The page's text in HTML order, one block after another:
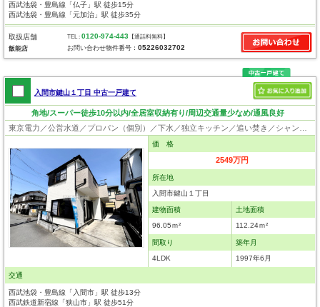
西武池袋・豊島線「仏子」駅 徒歩15分
西武池袋・豊島線「元加治」駅 徒歩35分
取扱店舗
飯能店
TEL :0120-974-443 【通話料無料】
お問い合わせ物件番号：05226032702
入間市鍵山１丁目 中古一戸建て
角地/スーパー徒歩10分以内/全居室収納有り/周辺交通量少なめ/通風良好
価 格
2549万円
所在地
入間市鍵山１丁目
建物面積
96.05ｍ²
土地面積
112.24ｍ²
間取り
4LDK
築年月
1997年6月
交通
西武池袋・豊島線「入間市」駅 徒歩13分
西武鉄道新宿線「狭山市」駅 徒歩51分